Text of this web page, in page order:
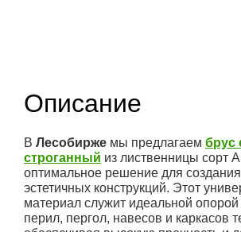
Описание
В Лесобирже мы предлагаем брус
строганный из лиственницы сорт
оптимальное решение для
эстетичных конструкций. Этот
материал служит идеальной опорой
перил, пергол, навесов и каркасов